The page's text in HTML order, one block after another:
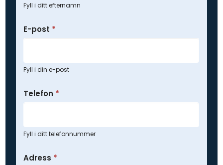
Fyll i ditt efternamn
E-post *
Fyll i din e-post
Telefon *
Fyll i ditt telefonnummer
Adress *